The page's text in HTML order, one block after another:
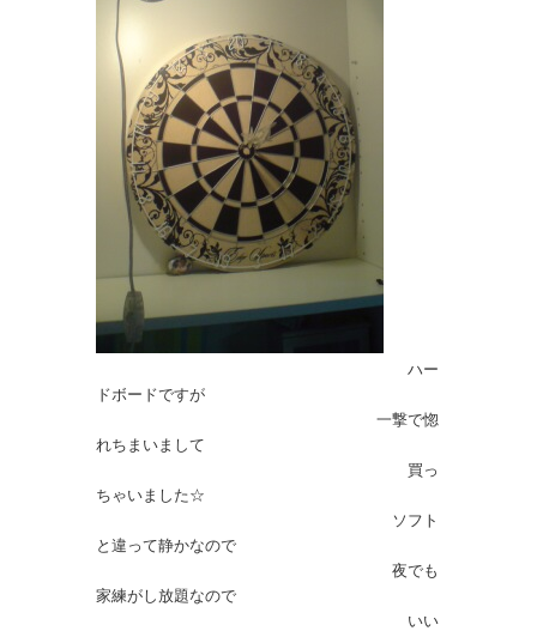
ハー
ドボードですが
一撃で惚
れちまいまして
買っ
ちゃいました☆
ソフト
と違って静かなので
夜でも
家練がし放題なので
いい